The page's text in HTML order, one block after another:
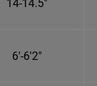
6'-6'2"